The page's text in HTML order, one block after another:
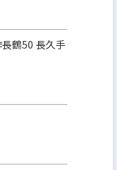
鶴50 長久手